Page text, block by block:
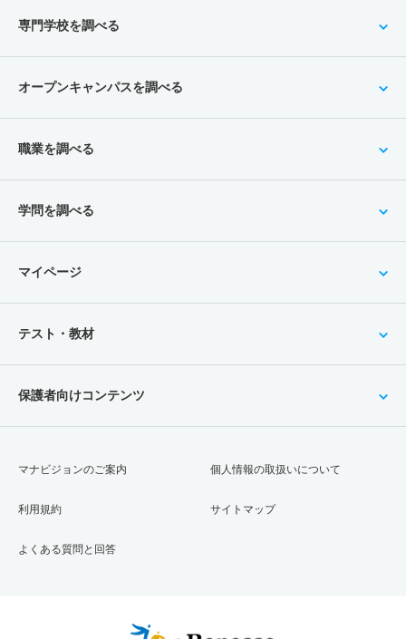
専門学校を調べる
オープンキャンパスを調べる
職業を調べる
学問を調べる
マイページ
テスト・教材
保護者向けコンテンツ
マナビジョンのご案内
利用規約
よくある質問と回答
個人情報の取扱いについて
サイトマップ